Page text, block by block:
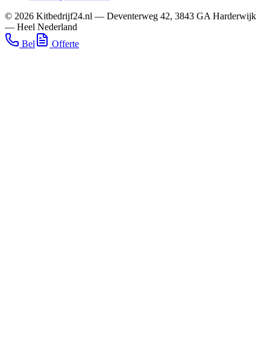
© 2026 Kitbedrijf24.nl — Deventerweg 42, 3843 GA Harderwijk
— Heel Nederland
Bel
Offerte